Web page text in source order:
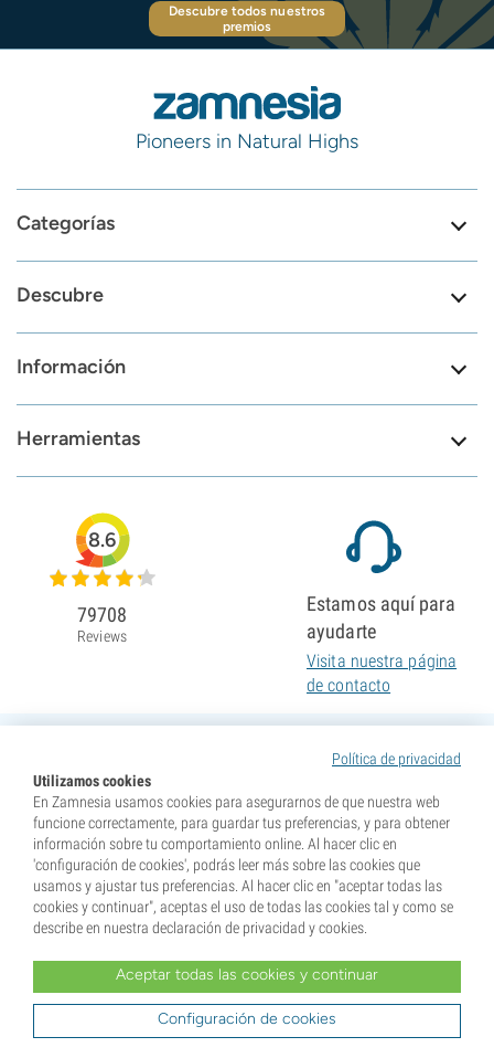
Descubre todos nuestros
premios
Pioneers in Natural Highs
Categorías
Descubre
Información
Herramientas
Política de privacidad
Utilizamos cookies
En Zamnesia usamos cookies para asegurarnos de que nuestra web
funcione correctamente, para guardar tus preferencias, y para obtener
información sobre tu comportamiento online. Al hacer clic en
'configuración de cookies', podrás leer más sobre las cookies que
usamos y ajustar tus preferencias. Al hacer clic en "aceptar todas las
cookies y continuar", aceptas el uso de todas las cookies tal y como se
describe en nuestra declaración de privacidad y cookies.
Aceptar todas las cookies y continuar
Configuración de cookies
8.6
79708
Reviews
Estamos aquí para
ayudarte
Visita nuestra página
de contacto
* Nuestras semillas se venden como suvenires. La germinación de semillas es ilegal en muchos
tu lugar de residencia y que conoces las normativas locales. También eximes de toda responsabilidad a
Zamnesia si actúas al margen de ellas.